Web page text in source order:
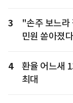
3
"손주 보느라
민원 쏟아졌다
4
환율 어느새
최대